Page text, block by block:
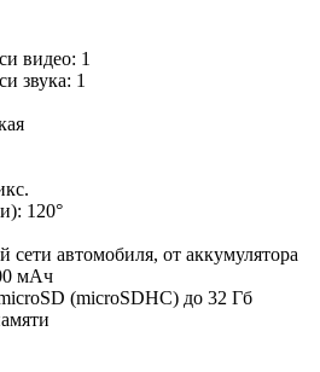
видео: 1
звука: 1
120°
автомобиля, от аккумулятора
мАч
(microSDHC) до 32 Гб